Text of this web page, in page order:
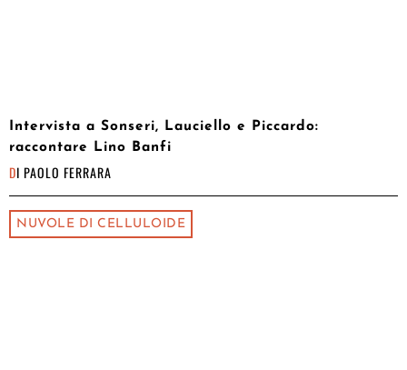
Intervista a Sonseri, Lauciello e Piccardo:
raccontare Lino Banfi
DI PAOLO FERRARA
NUVOLE DI CELLULOIDE